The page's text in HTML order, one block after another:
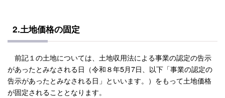
2.土地価格の固定
前記１の土地については、土地収用法による事業の認定の告示
があったとみなされる日（令和８年5月7日、以下「事業の認定の
告示があったとみなされる日」といいます。）をもって土地価格
が固定されることとなります。